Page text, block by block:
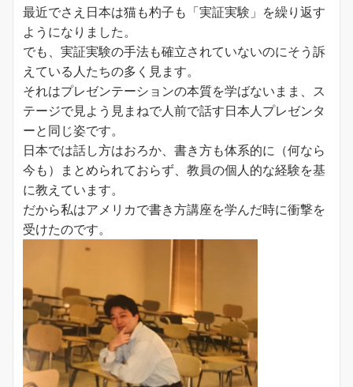
最近でさえ日本は猫も杓子も「実証実験」を繰り返す
ようになりました。
でも、実証実験の手法も確立されていないのにそう訴
えている人たちの多く見ます。
それはプレゼンテーションの本質を学ばないまま、ス
テージで見よう見まねで人前で話す日本人プレゼンタ
ーと同じ姿です。
日本では話し方はおろか、書き方も体系的に（何なら
今も）まとめられておらず、教員の個人的な経験を基
に教えています。
だから私はアメリカで書き方講座を学んだ時に衝撃を
受けたのです。